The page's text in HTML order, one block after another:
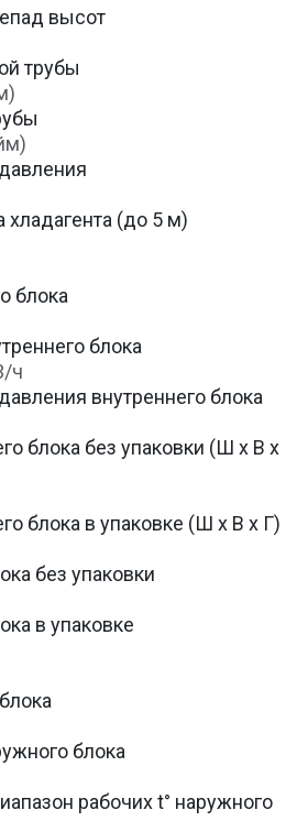
высот
трубы
хладагента (до 5 м)
блока
блока
ч
внутреннего блока
блока без упаковки (Ш х В х
блока в упаковке (Ш х В х Г)
без упаковки
в упаковке
блока
рабочих t° наружного